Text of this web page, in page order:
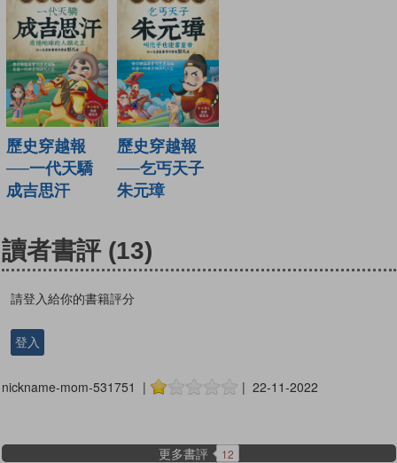
歷史穿越報
──一代天驕
成吉思汗
歷史穿越報
──乞丐天子
朱元璋
讀者書評 (13)
請登入給你的書籍評分
登入
nickname-mom-531751 | | 22-11-2022
更多書評 12